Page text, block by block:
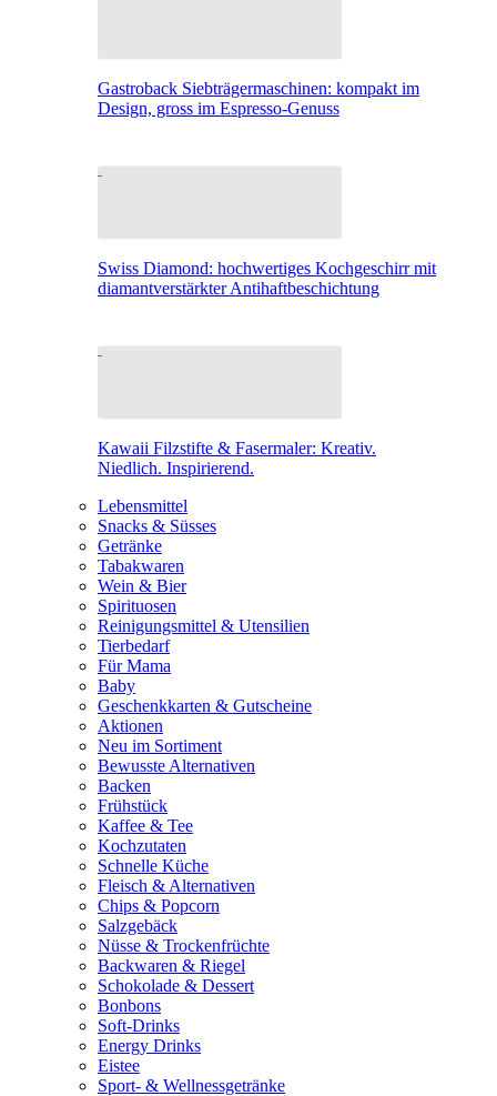
Gastroback Siebträgermaschinen: kompakt im
Design, gross im Espresso-Genuss
Swiss Diamond: hochwertiges Kochgeschirr mit
diamantverstärkter Antihaftbeschichtung
Kawaii Filzstifte & Fasermaler: Kreativ.
Niedlich. Inspirierend.
Lebensmittel
Snacks & Süsses
Getränke
Tabakwaren
Wein & Bier
Spirituosen
Reinigungsmittel & Utensilien
Tierbedarf
Für Mama
Baby
Geschenkkarten & Gutscheine
Aktionen
Neu im Sortiment
Bewusste Alternativen
Backen
Frühstück
Kaffee & Tee
Kochzutaten
Schnelle Küche
Fleisch & Alternativen
Chips & Popcorn
Salzgebäck
Nüsse & Trockenfrüchte
Backwaren & Riegel
Schokolade & Dessert
Bonbons
Soft-Drinks
Energy Drinks
Eistee
Sport- & Wellnessgetränke